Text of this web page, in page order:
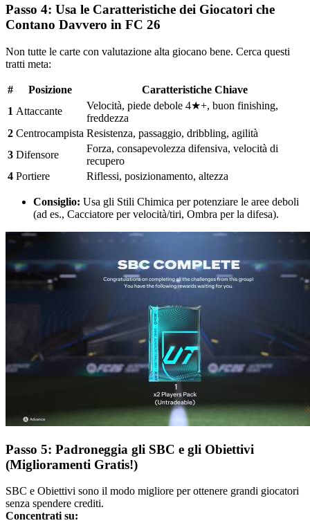
Passo 4: Usa le Caratteristiche dei Giocatori che
Contano Davvero in FC 26
Non tutte le carte con valutazione alta giocano bene. Cerca questi
tratti meta:
# Posizione
Caratteristiche Chiave
1 Attaccante
Velocità, piede debole 4★+, buon finishing,
freddezza
2 Centrocampista Resistenza, passaggio, dribbling, agilità
3 Difensore
Forza, consapevolezza difensiva, velocità di
recupero
4 Portiere Riflessi, posizionamento, altezza
Consiglio: Usa gli Stili Chimica per potenziare le aree deboli
(ad es., Cacciatore per velocità/tiri, Ombra per la difesa).
Passo 5: Padroneggia gli SBC e gli Obiettivi
(Miglioramenti Gratis!)
SBC e Obiettivi sono il modo migliore per ottenere grandi giocatori
senza spendere crediti.
Concentrati su: